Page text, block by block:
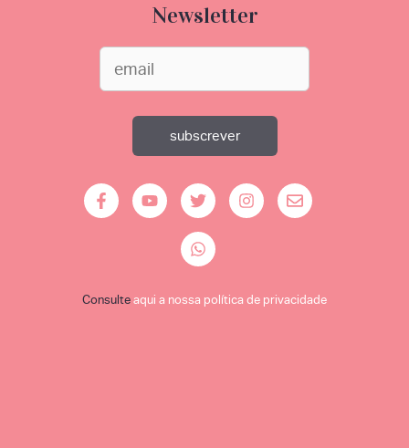
Newsletter
Consulte aqui a nossa política de privacidade